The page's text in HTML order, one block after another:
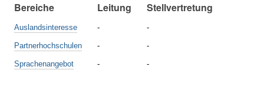
Bereiche Leitung Stellvertretung
Auslandsinteresse - -
Partnerhochschulen - -
Sprachenangebot - -